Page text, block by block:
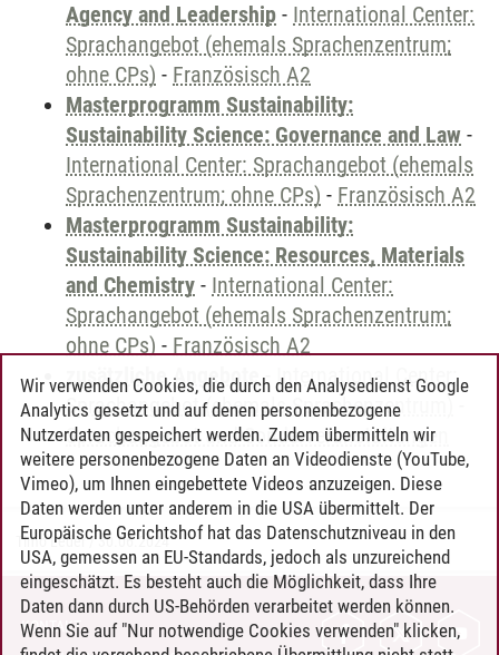
Agency and Leadership - International Center:
Sprachangebot (ehemals Sprachenzentrum;
ohne CPs) - Französisch A2
Masterprogramm Sustainability:
Sustainability Science: Governance and Law -
International Center: Sprachangebot (ehemals
Sprachenzentrum; ohne CPs) - Französisch A2
Masterprogramm Sustainability:
Sustainability Science: Resources, Materials
and Chemistry - International Center:
Sprachangebot (ehemals Sprachenzentrum;
ohne CPs) - Französisch A2
zusätzliche Angebote- International Center:
Sprachangebot (ehemals Sprachenzentrum)
Sprachangebot und Sonderveranstaltungen
Timo Leder/30.06.2024
KONTAKT
Wir verwenden Cookies, die durch den Analysedienst Google
Analytics gesetzt und auf denen personenbezogene
Nutzerdaten gespeichert werden. Zudem übermitteln wir
weitere personenbezogene Daten an Videodienste (YouTube,
Vimeo), um Ihnen eingebettete Videos anzuzeigen. Diese
Daten werden unter anderem in die USA übermittelt. Der
Europäische Gerichtshof hat das Datenschutzniveau in den
USA, gemessen an EU-Standards, jedoch als unzureichend
eingeschätzt. Es besteht auch die Möglichkeit, dass Ihre
Daten dann durch US-Behörden verarbeitet werden können.
Wenn Sie auf "Nur notwendige Cookies verwenden" klicken,